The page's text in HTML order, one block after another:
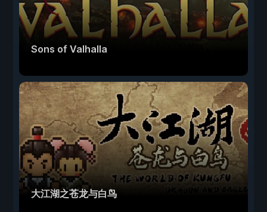
Sons of Valhalla
大江湖之苍龙与白鸟